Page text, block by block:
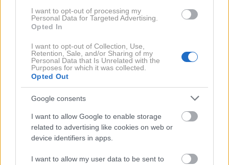
I want to opt-out of processing my
Personal Data for Targeted Advertising.
Opted In
I want to opt-out of Collection, Use,
Retention, Sale, and/or Sharing of my
Personal Data that Is Unrelated with the
Purposes for which it was collected.
Opted Out
Google consents
I want to allow Google to enable storage
related to advertising like cookies on web or
device identifiers in apps.
I want to allow my user data to be sent to
Profimedia